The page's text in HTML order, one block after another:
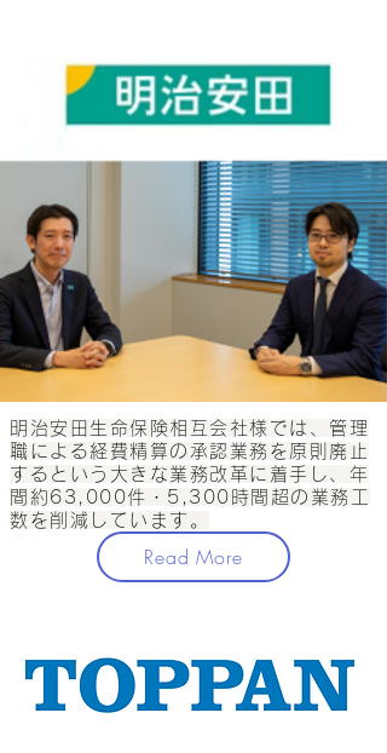
明治安田生命保険相互会社様では、管理
職による経費精算の承認業務を原則廃止
するという大きな業務改革に着手し、年
間約63,000件・5,300時間超の業務工
数を削減しています。
Read More